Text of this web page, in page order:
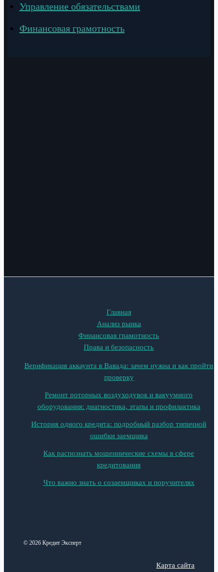
Управление обязательствами
Финансовая грамотность
Главная
Анализ рынка
Финансовая грамотность
Права и безопасность
Верификация аккаунта в Вавада: зачем нужна и как пройти
проверку
Ремонт роторных воздуходувок и вакуумного
оборудования: диагностика, этапы и профилактика
История одного кредита: подробный разбор типичной
ошибки заемщика
Как распознать мошеннические схемы в сфере
кредитования
Что важно знать о созаемщиках и поручителях
© 2026 Кредит Эксперт
Карта сайта